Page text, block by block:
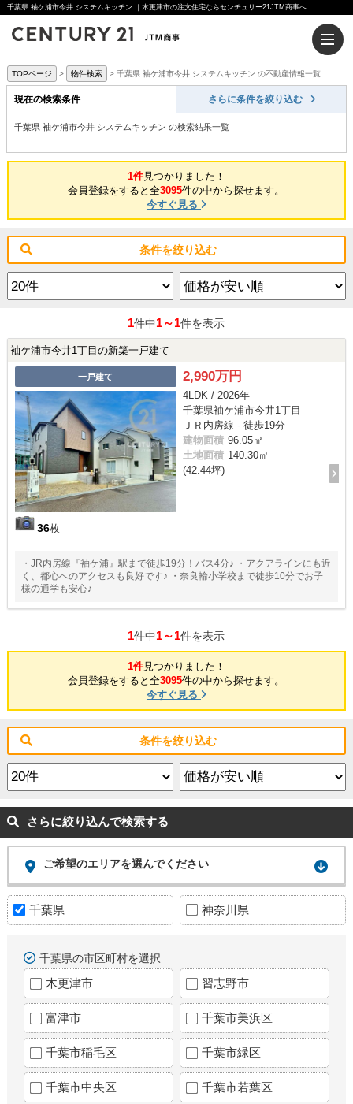
千葉県 袖ケ浦市今井 システムキッチン ｜木更津市の注文住宅ならセンチュリー21JTM商事へ
TOPページ 物件検索 千葉県 袖ケ浦市今井 システムキッチン の不動産情報一覧
現在の検索条件 さらに条件を絞り込む
千葉県 袖ケ浦市今井 システムキッチン の検索結果一覧
1件見つかりました！
会員登録をすると全3095件の中から探せます。
今すぐ見る
条件を絞り込む
1件中1～1件を表示
袖ケ浦市今井1丁目の新築一戸建て
一戸建て
36枚
2,990万円
4LDK / 2026年
千葉県袖ケ浦市今井1丁目
ＪＲ内房線 - 徒歩19分
建物面積 96.05㎡
土地面積 140.30㎡
(42.44坪)
・JR内房線『袖ケ浦』駅まで徒歩19分！バス4分♪ ・アクアラインにも近
く、都心へのアクセスも良好です♪ ・奈良輪小学校まで徒歩10分でお子
様の通学も安心♪
1件中1～1件を表示
1件見つかりました！
会員登録をすると全3095件の中から探せます。
今すぐ見る
条件を絞り込む
さらに絞り込んで検索する
ご希望のエリアを選んでください
千葉県 神奈川県
千葉県の市区町村を選択
木更津市 習志野市
富津市 千葉市美浜区
千葉市稲毛区 千葉市緑区
千葉市中央区 千葉市若葉区